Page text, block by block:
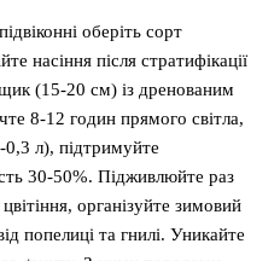
оберіть сорт
насіння після стратифікації
(15-20 см) із дренованим
8-12 годин прямого світла,
0,3 л), підтримуйте
30-50%. Підживлюйте раз
організуйте зимовий
попелиці та гнилі. Уникайте